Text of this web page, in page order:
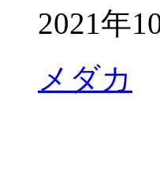
2021年
メダカ